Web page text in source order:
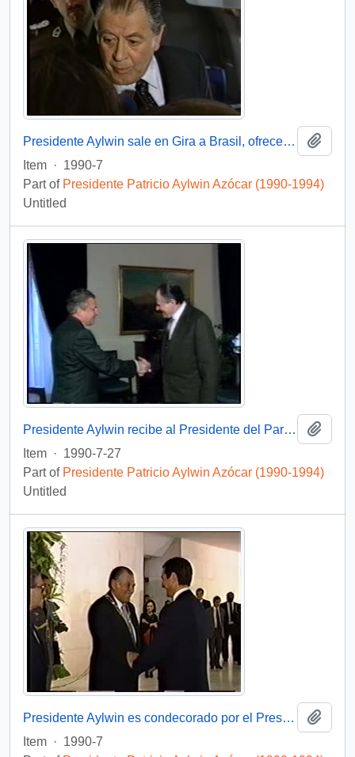
Presidente Aylwin sale en Gira a Brasil, ofrece entrevista : video
Item · 1990-7
Part of Presidente Patricio Aylwin Azócar (1990-1994)
Untitled
Presidente Aylwin recibe al Presidente del Parlamento Europeo en visita oficial a Chile: video
Item · 1990-7-27
Part of Presidente Patricio Aylwin Azócar (1990-1994)
Untitled
Presidente Aylwin es condecorado por el Presidente Collor de Mello en Brasil: video
Item · 1990-7